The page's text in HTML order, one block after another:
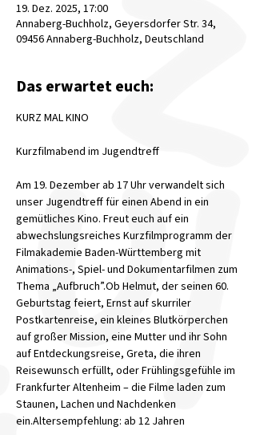
19. Dez. 2025, 17:00
Annaberg-Buchholz, Geyersdorfer Str. 34,
09456 Annaberg-Buchholz, Deutschland
Das erwartet euch:
KURZ MAL KINO
Kurzfilmabend im Jugendtreff
Am 19. Dezember ab 17 Uhr verwandelt sich
unser Jugendtreff für einen Abend in ein
gemütliches Kino. Freut euch auf ein
abwechslungsreiches Kurzfilmprogramm der
Filmakademie Baden-Württemberg mit
Animations-, Spiel- und Dokumentarfilmen zum
Thema „Aufbruch”.Ob Helmut, der seinen 60.
Geburtstag feiert, Ernst auf skurriler
Postkartenreise, ein kleines Blutkörperchen
auf großer Mission, eine Mutter und ihr Sohn
auf Entdeckungsreise, Greta, die ihren
Reisewunsch erfüllt, oder Frühlingsgefühle im
Frankfurter Altenheim – die Filme laden zum
Staunen, Lachen und Nachdenken
ein.Altersempfehlung: ab 12 Jahren